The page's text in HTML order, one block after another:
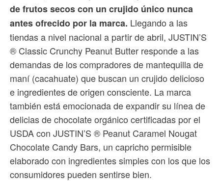
de frutos secos con un crujido único nunca
antes ofrecido por la marca. Llegando a las
tiendas a nivel nacional a partir de abril, JUSTIN’S
® Classic Crunchy Peanut Butter responde a las
demandas de los compradores de mantequilla de
maní (cacahuate) que buscan un crujido delicioso
e ingredientes de origen consciente. La marca
también está emocionada de expandir su línea de
delicias de chocolate orgánico certificadas por el
USDA con JUSTIN’S ® Peanut Caramel Nougat
Chocolate Candy Bars, un capricho permisible
elaborado con ingredientes simples con los que los
consumidores pueden sentirse bien.